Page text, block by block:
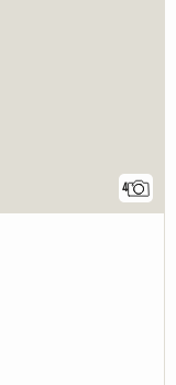
4